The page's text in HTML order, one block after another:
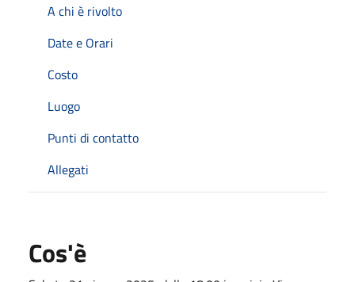
A chi è rivolto
Date e Orari
Costo
Luogo
Punti di contatto
Allegati
Cos'è